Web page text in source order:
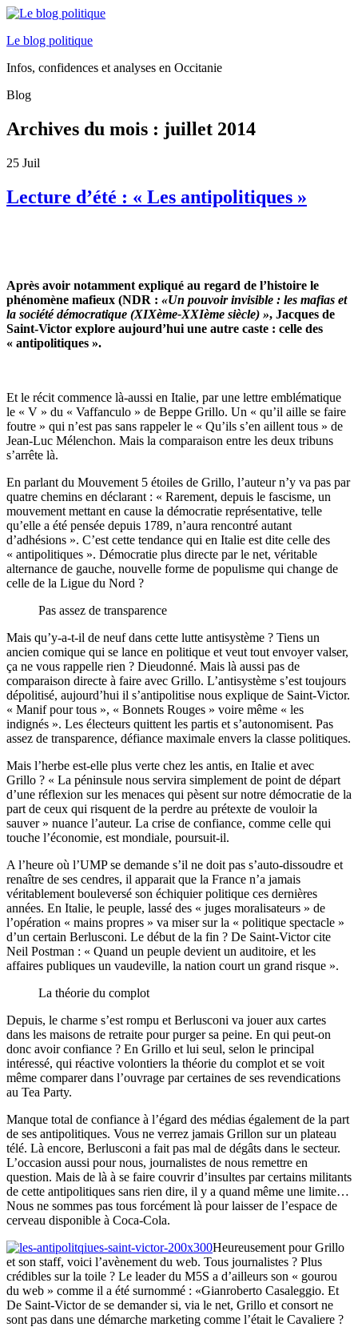
Le blog politique
Infos, confidences et analyses en Occitanie
Blog
Archives du mois : juillet 2014
25 Juil
Lecture d’été : « Les antipolitiques »
Après avoir notamment expliqué au regard de l’histoire le
phénomène mafieux (NDR : «Un pouvoir invisible : les mafias et
la société démocratique (XIXème-XXIème siècle) », Jacques de
Saint-Victor explore aujourd’hui une autre caste : celle des
« antipolitiques ».
Et le récit commence là-aussi en Italie, par une lettre emblématique
le « V » du « Vaffanculo » de Beppe Grillo. Un « qu’il aille se faire
foutre » qui n’est pas sans rappeler le « Qu’ils s’en aillent tous » de
Jean-Luc Mélenchon. Mais la comparaison entre les deux tribuns
s’arrête là.
En parlant du Mouvement 5 étoiles de Grillo, l’auteur n’y va pas par
quatre chemins en déclarant : « Rarement, depuis le fascisme, un
mouvement mettant en cause la démocratie représentative, telle
qu’elle a été pensée depuis 1789, n’aura rencontré autant
d’adhésions ». C’est cette tendance qui en Italie est dite celle des
« antipolitiques ». Démocratie plus directe par le net, véritable
alternance de gauche, nouvelle forme de populisme qui change de
celle de la Ligue du Nord ?
Pas assez de transparence
Mais qu’y-a-t-il de neuf dans cette lutte antisystème ? Tiens un
ancien comique qui se lance en politique et veut tout envoyer valser,
ça ne vous rappelle rien ? Dieudonné. Mais là aussi pas de
comparaison directe à faire avec Grillo. L’antisystème s’est toujours
dépolitisé, aujourd’hui il s’antipolitise nous explique de Saint-Victor.
« Manif pour tous », « Bonnets Rouges » voire même « les
indignés ». Les électeurs quittent les partis et s’autonomisent. Pas
assez de transparence, défiance maximale envers la classe politiques.
Mais l’herbe est-elle plus verte chez les antis, en Italie et avec
Grillo ? « La péninsule nous servira simplement de point de départ
d’une réflexion sur les menaces qui pèsent sur notre démocratie de la
part de ceux qui risquent de la perdre au prétexte de vouloir la
sauver » nuance l’auteur. La crise de confiance, comme celle qui
touche l’économie, est mondiale, poursuit-il.
A l’heure où l’UMP se demande s’il ne doit pas s’auto-dissoudre et
renaître de ses cendres, il apparait que la France n’a jamais
véritablement bouleversé son échiquier politique ces dernières
années. En Italie, le peuple, lassé des « juges moralisateurs » de
l’opération « mains propres » va miser sur la « politique spectacle »
d’un certain Berlusconi. Le début de la fin ? De Saint-Victor cite
Neil Postman : « Quand un peuple devient un auditoire, et les
affaires publiques un vaudeville, la nation court un grand risque ».
La théorie du complot
Depuis, le charme s’est rompu et Berlusconi va jouer aux cartes
dans les maisons de retraite pour purger sa peine. En qui peut-on
donc avoir confiance ? En Grillo et lui seul, selon le principal
intéressé, qui réactive volontiers la théorie du complot et se voit
même comparer dans l’ouvrage par certaines de ses revendications
au Tea Party.
Manque total de confiance à l’égard des médias également de la part
de ses antipolitiques. Vous ne verrez jamais Grillon sur un plateau
télé. Là encore, Berlusconi a fait pas mal de dégâts dans le secteur.
L’occasion aussi pour nous, journalistes de nous remettre en
question. Mais de là à se faire couvrir d’insultes par certains militants
de cette antipolitiques sans rien dire, il y a quand même une limite…
Nous ne sommes pas tous forcément là pour laisser de l’espace de
cerveau disponible à Coca-Cola.
Heureusement pour Grillo
et son staff, voici l’avènement du web. Tous journalistes ? Plus
crédibles sur la toile ? Le leader du M5S a d’ailleurs son « gourou
du web » comme il a été surnommé : «Gianroberto Casaleggio. Et
De Saint-Victor de se demander si, via le net, Grillo et consort ne
sont pas dans une démarche marketing comme l’était le Cavaliere ?